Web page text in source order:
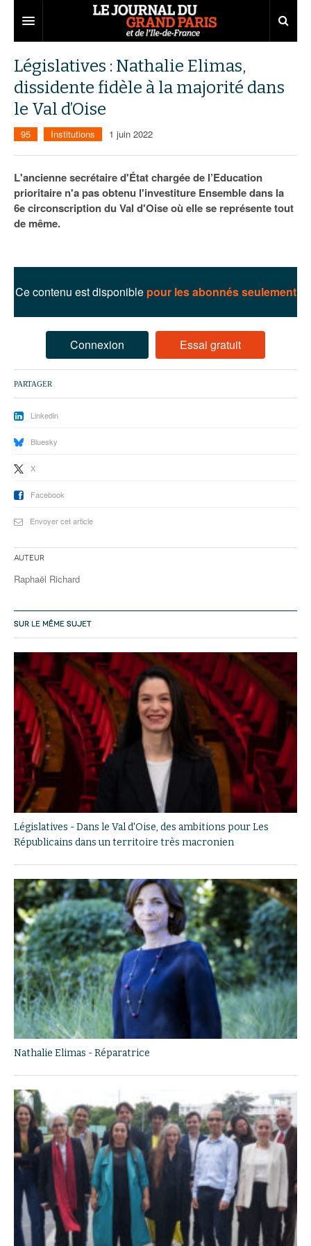
Territoires
Aménagement
Collectivités
Services urbains
Entreprises
Développement économique
Attractivité
Innovation
Départements
77
78
95
Nominations
Portraits
Les Assises du Grand Paris
Éditions précédentes
Le podcast
Législatives : Nathalie Elimas,
dissidente fidèle à la majorité dans
le Val d’Oise
95 Institutions 1 juin 2022
L'ancienne secrétaire d'État chargée de l’Education
prioritaire n'a pas obtenu l'investiture Ensemble dans la
6e circonscription du Val d'Oise où elle se représente tout
de même.
Ce contenu est disponible pour les abonnés seulement
Connexion Essai gratuit
PARTAGER
Linkedin
Bluesky
X
Facebook
Envoyer cet article
Auteur
Raphaël Richard
SUR LE MÊME SUJET
Législatives - Dans le Val d'Oise, des ambitions pour Les
Républicains dans un territoire très macronien
Nathalie Elimas - Réparatrice